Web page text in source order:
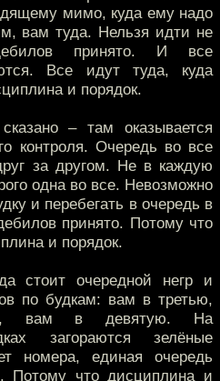
мимо, куда ему надо
вам туда. Нельзя идти не
принято. И все
Все идут туда, куда
и порядок.
– там оказывается
контроля. Очередь во все
за другом. Не в каждую
одна во все. Невозможно
и перебегать в очередь в
принято. Потому что
и порядок.
стоит очередной негр и
по будкам: вам в третью,
вам в девятую. На
загораются зелёные
номера, единая очередь
Потому что дисциплина и